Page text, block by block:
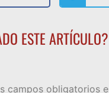
ESTE ARTÍCULO?
campos obligatorios